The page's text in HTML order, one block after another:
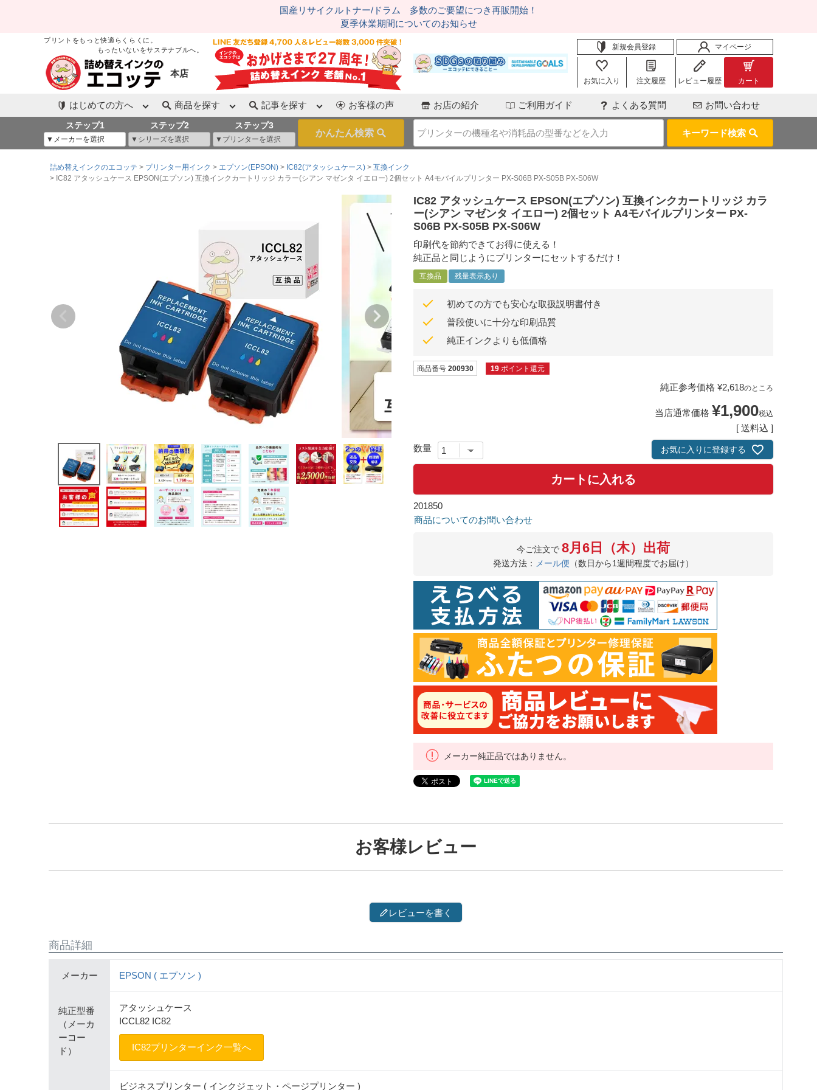
国産リサイクルトナー/ドラム 多数のご要望につき再販開始！
夏季休業期間についてのお知らせ
プリントをもっと快適らくらくに。
もったいないをサステナブルへ。
本店
新規会員登録 マイページ
お気に入り 注文履歴 レビュー履歴 カート
はじめての方へ 商品を探す 記事を探す お客様の声 お店の紹介 ご利用ガイド よくある質問 お問い合わせ
ステップ1 ステップ2 ステップ3
キーワード検索
詰め替えインクのエコッテ プリンター用インク エプソン(EPSON) IC82(アタッシュケース)
互換インク
IC82 アタッシュケース EPSON(エプソン) 互換インクカートリッジ カラー(シアン マゼンタ イエロー) 2個セット A4モバイルプリンター PX-S06B PX-S05B PX-S06W
IC82 アタッシュケース EPSON(エプソン) 互換インクカートリッジ カラ
ー(シアン マゼンタ イエロー) 2個セット A4モバイルプリンター PX-
S06B PX-S05B PX-S06W
印刷代を節約できてお得に使える！
純正品と同じようにプリンターにセットするだけ！
互換品 残量表示あり
初めての方でも安心な取扱説明書付き
普段使いに十分な印刷品質
純正インクよりも低価格
商品番号 200930 19 ポイント還元
純正参考価格 ¥2,618のところ
当店通常価格 ¥1,900税込
送料込
お気に入りに登録する
カートに入れる
201850
商品についてのお問い合わせ
今ご注文で 8月6日（木）出荷
発送方法： メール便 （数日から1週間程度でお届け）
メーカー純正品ではありません。
お客様レビュー
レビューを書く
商品詳細
メーカー EPSON ( エプソン )
純正型番
（メーカ
ーコー
ド）
アタッシュケース
ICCL82 IC82
IC82プリンターインク一覧へ
ビジネスプリンター ( インクジェット・ページプリンター )